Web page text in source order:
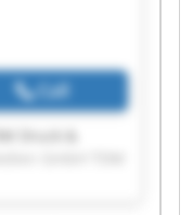
Call
& Medien